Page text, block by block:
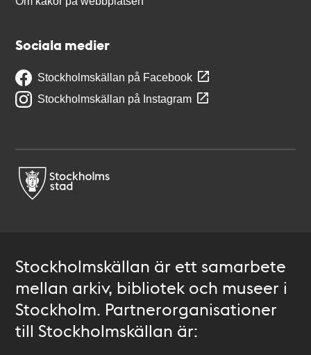
Sociala medier
Stockholmskällan på Facebook
Stockholmskällan på Instagram
Stockholmskällan är ett samarbete
mellan arkiv, bibliotek och museer i
Stockholm. Partnerorganisationer
till Stockholmskällan är: